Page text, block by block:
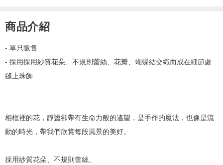
商品介紹
- 單只販售
- 採用採用紗質花朵、不規則蕾絲、花瓣、蝴蝶結交織而成在細節處
縫上珠飾
相框裡的花，靜謐卻帶有生命力般的遙望，是手作的魔法，也像是流
動的時光，帶我們欣賞每段風景的美好。
採用紗質花朵、不規則蕾絲、